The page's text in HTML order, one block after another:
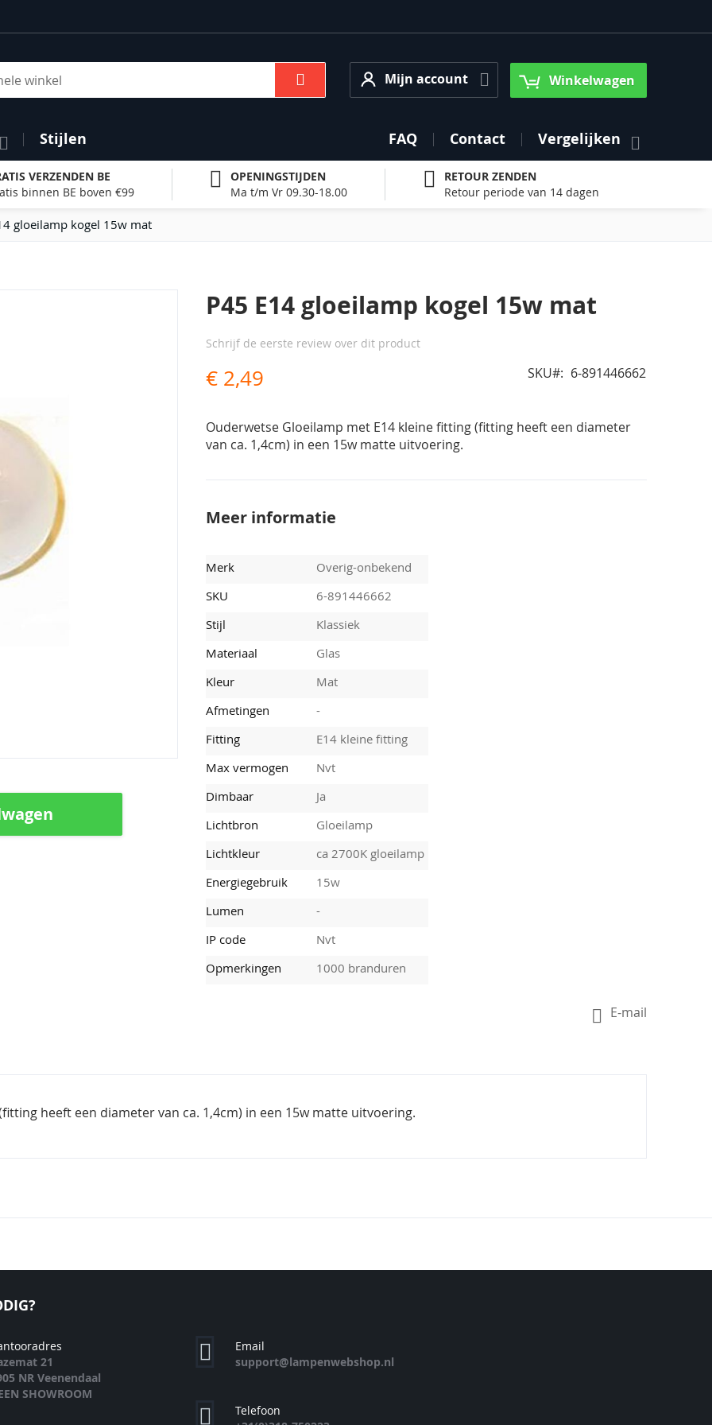
Mijn account
Mijn account Winkelwagen
Stijlen FAQ Contact Vergelijken
VERZENDEN BE
binnen BE boven €99
OPENINGSTIJDEN
Ma t/m Vr 09.30-18.00
RETOUR ZENDEN
Retour periode van 14 dagen
gloeilamp kogel 15w mat
P45 E14 gloeilamp kogel 15w mat
Schrijf de eerste review over dit product
€ 2,49 SKU 6-891446662
Ouderwetse Gloeilamp met E14 kleine fitting (fitting heeft een diameter
van ca. 1,4cm) in een 15w matte uitvoering.
Meer informatie
Merk
Overig-onbekend
SKU
6-891446662
Stijl
Klassiek
Materiaal
Glas
Kleur
Mat
Afmetingen
-
Fitting
E14 kleine fitting
Max vermogen
Nvt
Dimbaar
Ja
Lichtbron
Gloeilamp
Lichtkleur
ca 2700K gloeilamp
Energiegebruik
15w
Lumen
-
IP code
Nvt
Opmerkingen
1000 branduren
E-mail
heeft een diameter van ca. 1,4cm) in een 15w matte uitvoering.
21
NR Veenendaal
SHOWROOM
Email
support@lampenwebshop.nl
Telefoon